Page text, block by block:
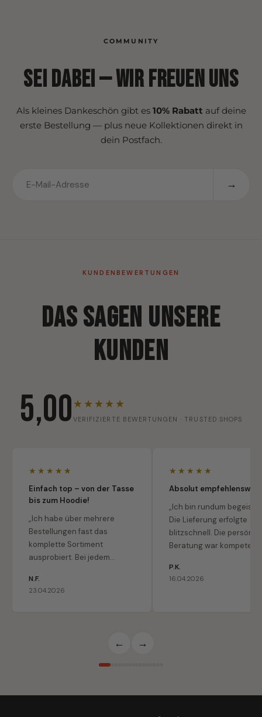
COMMUNITY
Sei dabei — wir freuen uns
Als kleines Dankeschön gibt es 10% Rabatt auf deine
erste Bestellung — plus neue Kollektionen direkt in
dein Postfach.
→
KUNDENBEWERTUNGEN
Das sagen unsere
Kunden
5,00 ★★★★★
VERIFIZIERTE BEWERTUNGEN · TRUSTED SHOPS
★★★★★
Einfach top – von der Tasse
bis zum Hoodie!
„Ich habe über mehrere
Bestellungen fast das
komplette Sortiment
ausprobiert. Bei jedem
positiv überrascht. Der
Hoodie ist der absolute
N.F.
23.04.2026
★★★★★
Absolut
„Ich bin rundum
Die Lieferung erfolgte
blitzschnell. Die
Beratung war kompetent
Lieferung, toller Service –
hier kaufe ich gerne
P.K.
16.04.2026
← →